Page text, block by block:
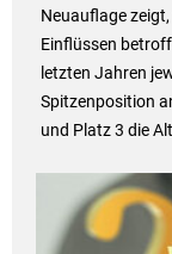
Neuauflage
Einflüssen
letzten Jahren
Spitzenposition
und Platz 3 die